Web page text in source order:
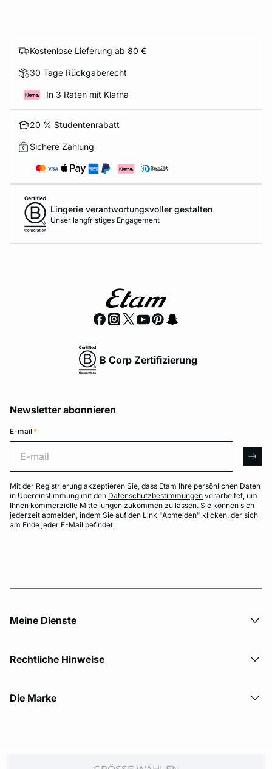
Kostenlose Lieferung ab 80 €
30 Tage Rückgaberecht
In 3 Raten mit Klarna
20 % Studentenrabatt
Sichere Zahlung
Lingerie verantwortungsvoller gestalten
Unser langfristiges Engagement
B Corp Zertifizierung
Newsletter abonnieren
E-mail *
Mit der Registrierung akzeptieren Sie, dass Etam Ihre persönlichen Daten
in Übereinstimmung mit den Datenschutzbestimmungen verarbeitet, um
Ihnen kommerzielle Mitteilungen zukommen zu lassen. Sie können sich
jederzeit abmelden, indem Sie auf den Link "Abmelden" klicken, der sich
am Ende jeder E-Mail befindet.
Meine Dienste
Rechtliche Hinweise
Die Marke